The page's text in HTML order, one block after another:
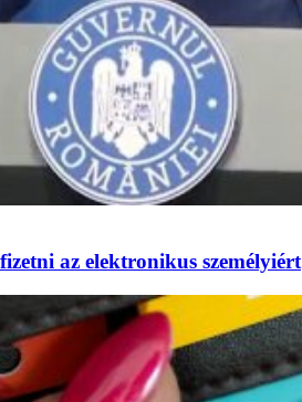
az elektronikus személyiért